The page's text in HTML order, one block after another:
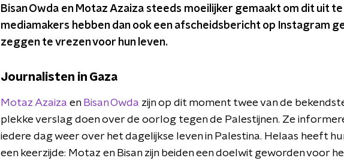
Bisan Owda en Motaz Azaiza steeds moeilijker gemaakt om dit uit
mediamakers hebben dan ook een afscheidsbericht op Instagram
zeggen te vrezen voor hun leven.
Journalisten in Gaza
Motaz Azaiza en Bisan Owda zijn op dit moment twee van de
plekke verslag doen over de oorlog tegen de Palestijnen. Ze
iedere dag weer over het dagelijkse leven in Palestina. Helaas heeft
een keerzijde: Motaz en Bisan zijn beiden een doelwit geworden voor